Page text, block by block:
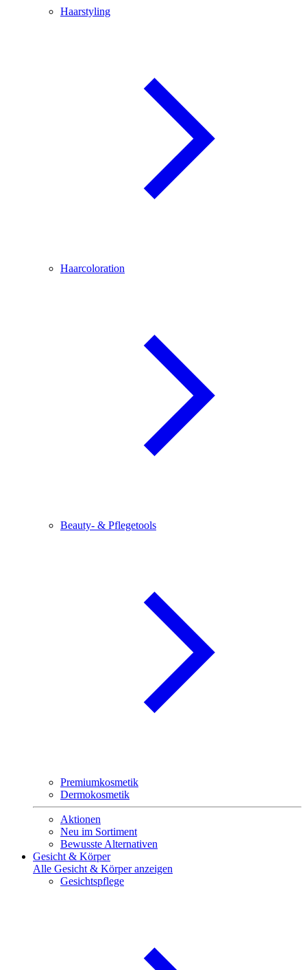
Haarstyling
Haarcoloration
Beauty- & Pflegetools
Premiumkosmetik
Dermokosmetik
Aktionen
Neu im Sortiment
Bewusste Alternativen
Gesicht & Körper
Alle Gesicht & Körper anzeigen
Gesichtspflege